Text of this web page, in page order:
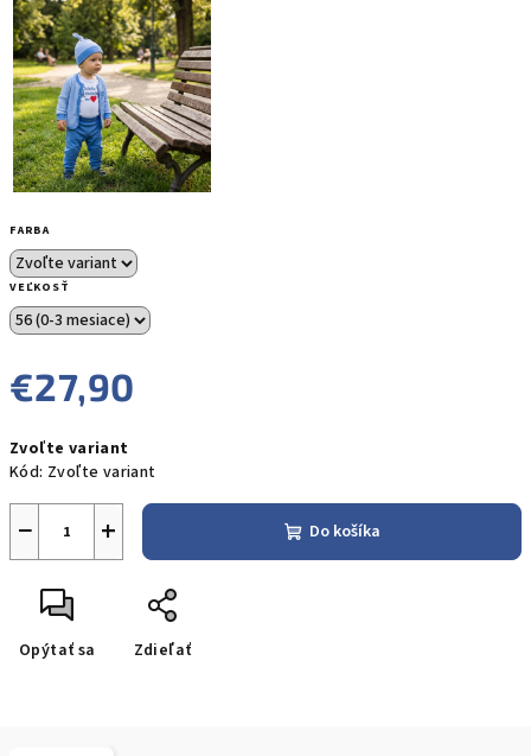
FARBA
VEĽKOSŤ
€27,90
cena:
Zvoľte variant
Kód: Zvoľte variant
+
− Do košíka
Opýtať sa Zdieľať